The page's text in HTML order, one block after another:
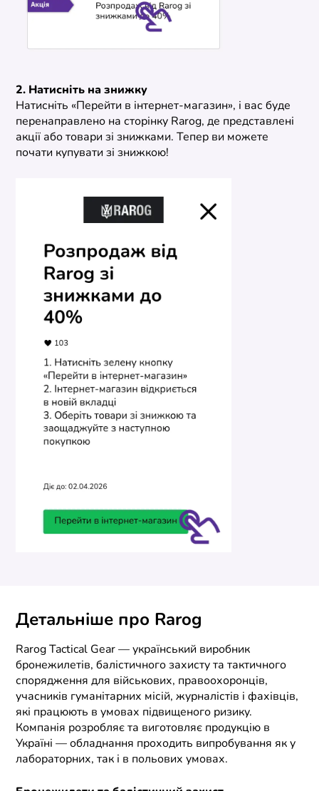
2. Натисніть на знижку
Натисніть «Перейти в інтернет-магазин», і вас буде
перенаправлено на сторінку Rarog, де представлені
акції або товари зі знижками. Тепер ви можете
почати купувати зі знижкою!
Детальніше про Rarog
Rarog Tactical Gear — український виробник
бронежилетів, балістичного захисту та тактичного
спорядження для військових, правоохоронців,
учасників гуманітарних місій, журналістів і фахівців,
які працюють в умовах підвищеного ризику.
Компанія розробляє та виготовляє продукцію в
Україні — обладнання проходить випробування як у
лабораторних, так і в польових умовах.